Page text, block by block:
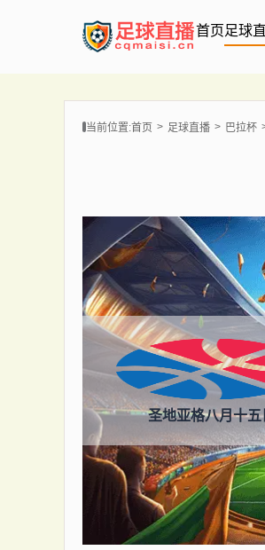
首页足球
当前位置:首页 足球直播 巴拉杯
圣地亚格八月十五